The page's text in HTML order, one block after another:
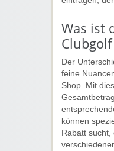
Was ist
Der
feine
Shop. Mit
können
Rabatt